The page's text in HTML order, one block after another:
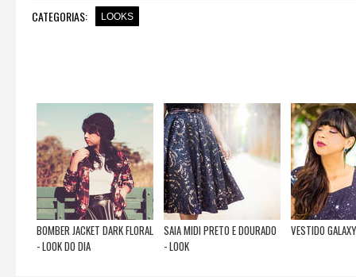
CATEGORIAS: LOOKS
BOMBER JACKET DARK FLORAL
- LOOK DO DIA
SAIA MIDI PRETO E DOURADO
- LOOK
VESTIDO